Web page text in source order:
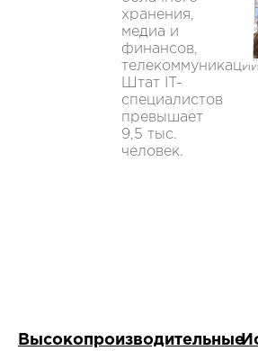
хранения,
медиа и
финансов,
Штат IT-
специалистов
превышает
9,5 тыс.
человек.
Высокопроизводительные